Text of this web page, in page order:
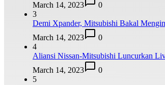
March 14, 2023
0
3
Demi Xpander, Mitsubishi Bakal
March 14, 2023
0
4
Aliansi Nissan-Mitsubishi Luncurkan
March 14, 2023
0
5